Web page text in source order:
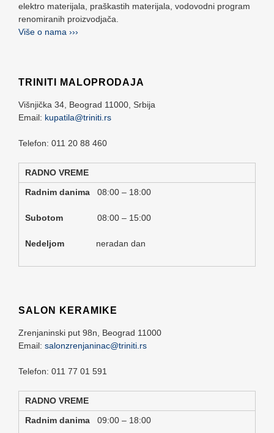
elektro materijala, praškastih materijala, vodovodni program
renomiranih proizvodjača.
Više o nama ›››
TRINITI MALOPRODAJA
Višnjička 34, Beograd 11000, Srbija
Email: kupatila@triniti.rs
Telefon: 011 20 88 460
RADNO VREME
Radnim danima 08:00 – 18:00
Subotom 08:00 – 15:00
Nedeljom neradan dan
SALON KERAMIKE
Zrenjaninski put 98n, Beograd 11000
Email: salonzrenjaninac@triniti.rs
Telefon: 011 77 01 591
RADNO VREME
Radnim danima 09:00 – 18:00